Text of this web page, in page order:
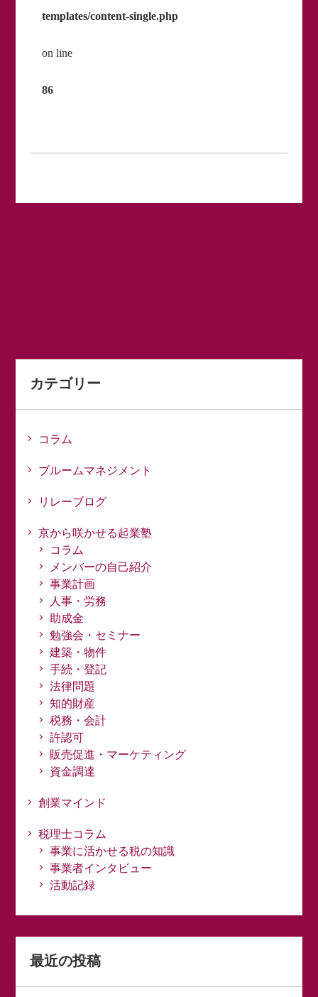
templates/content-single.php
on line
86
カテゴリー
コラム
ブルームマネジメント
リレーブログ
京から咲かせる起業塾
コラム
メンバーの自己紹介
事業計画
人事・労務
助成金
勉強会・セミナー
建築・物件
手続・登記
法律問題
知的財産
税務・会計
許認可
販売促進・マーケティング
資金調達
創業マインド
税理士コラム
事業に活かせる税の知識
事業者インタビュー
活動記録
最近の投稿